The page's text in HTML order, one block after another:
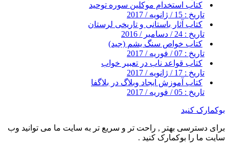
کتاب استخدام موکلین سوره توحید
تاریخ : 15 / ژانویه / 2017
کتاب آثار باستانی و تاریخی لرستان
تاریخ : 24 / دسامبر / 2016
کتاب خواص سنگ یشم (جید)
تاریخ : 07 / فوریه / 2017
کتاب قواعد ناب در تعبیر خواب
تاریخ : 17 / ژانویه / 2017
کتاب آموزش ایجاد وبلاگ در بلاگفا
تاریخ : 05 / فوریه / 2017
بوکمارک کنید
برای دسترسی بهتر , راحت تر و سریع تر به سایت ما می توانید وب
سایت ما را بوکمارک کنید .